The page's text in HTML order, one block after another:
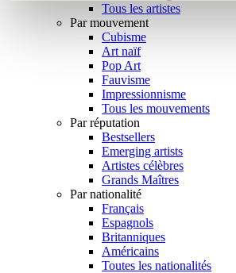
Tous les artistes
Par mouvement
Cubisme
Art naïf
Pop Art
Fauvisme
Impressionnisme
Tous les mouvements
Par réputation
Bestsellers
Emerging artists
Artistes célèbres
Grands Maîtres
Par nationalité
Français
Espagnols
Britanniques
Américains
Toutes les nationalités